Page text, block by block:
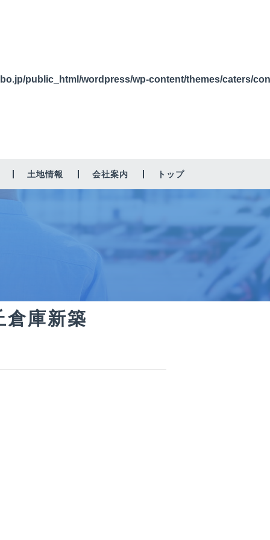
public_html/wordpress/wp-content/themes/caters/
土地情報 会社案内 トップ
庫新築